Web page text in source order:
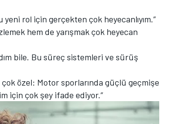
rol için gerçekten çok heyecanlıyım.”
hem de yarışmak çok heyecan
bile. Bu süreç sistemleri ve sürüş
özel: Motor sporlarında güçlü geçmişe
için çok şey ifade ediyor.”